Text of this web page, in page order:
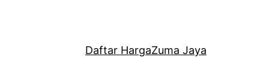
Daftar HargaZuma Jaya